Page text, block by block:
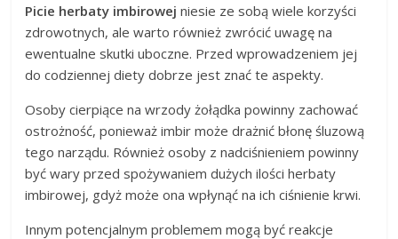
Picie herbaty imbirowej niesie ze sobą wiele korzyści
zdrowotnych, ale warto również zwrócić uwagę na
ewentualne skutki uboczne. Przed wprowadzeniem jej
do codziennej diety dobrze jest znać te aspekty.
Osoby cierpiące na wrzody żołądka powinny zachować
ostrożność, ponieważ imbir może drażnić błonę śluzową
tego narządu. Również osoby z nadciśnieniem powinny
być wary przed spożywaniem dużych ilości herbaty
imbirowej, gdyż może ona wpłynąć na ich ciśnienie krwi.
Innym potencjalnym problemem mogą być reakcje